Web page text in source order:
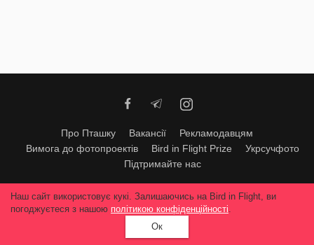
Про Пташку Вакансії
Рекламодавцям
Вимога до фотопроектів
Bird in Flight Prize
Укрсучфото
Підтримайте нас
Будь-яке використання матеріалів допускається тільки за згодою
редакції © 2026, Bird In Flight.
Всі права захищені
Наш сайт використовує кукі. Залишаючись на Bird in Flight, ви
погоджуєтеся з нашою політикою конфіденційності.
Ок